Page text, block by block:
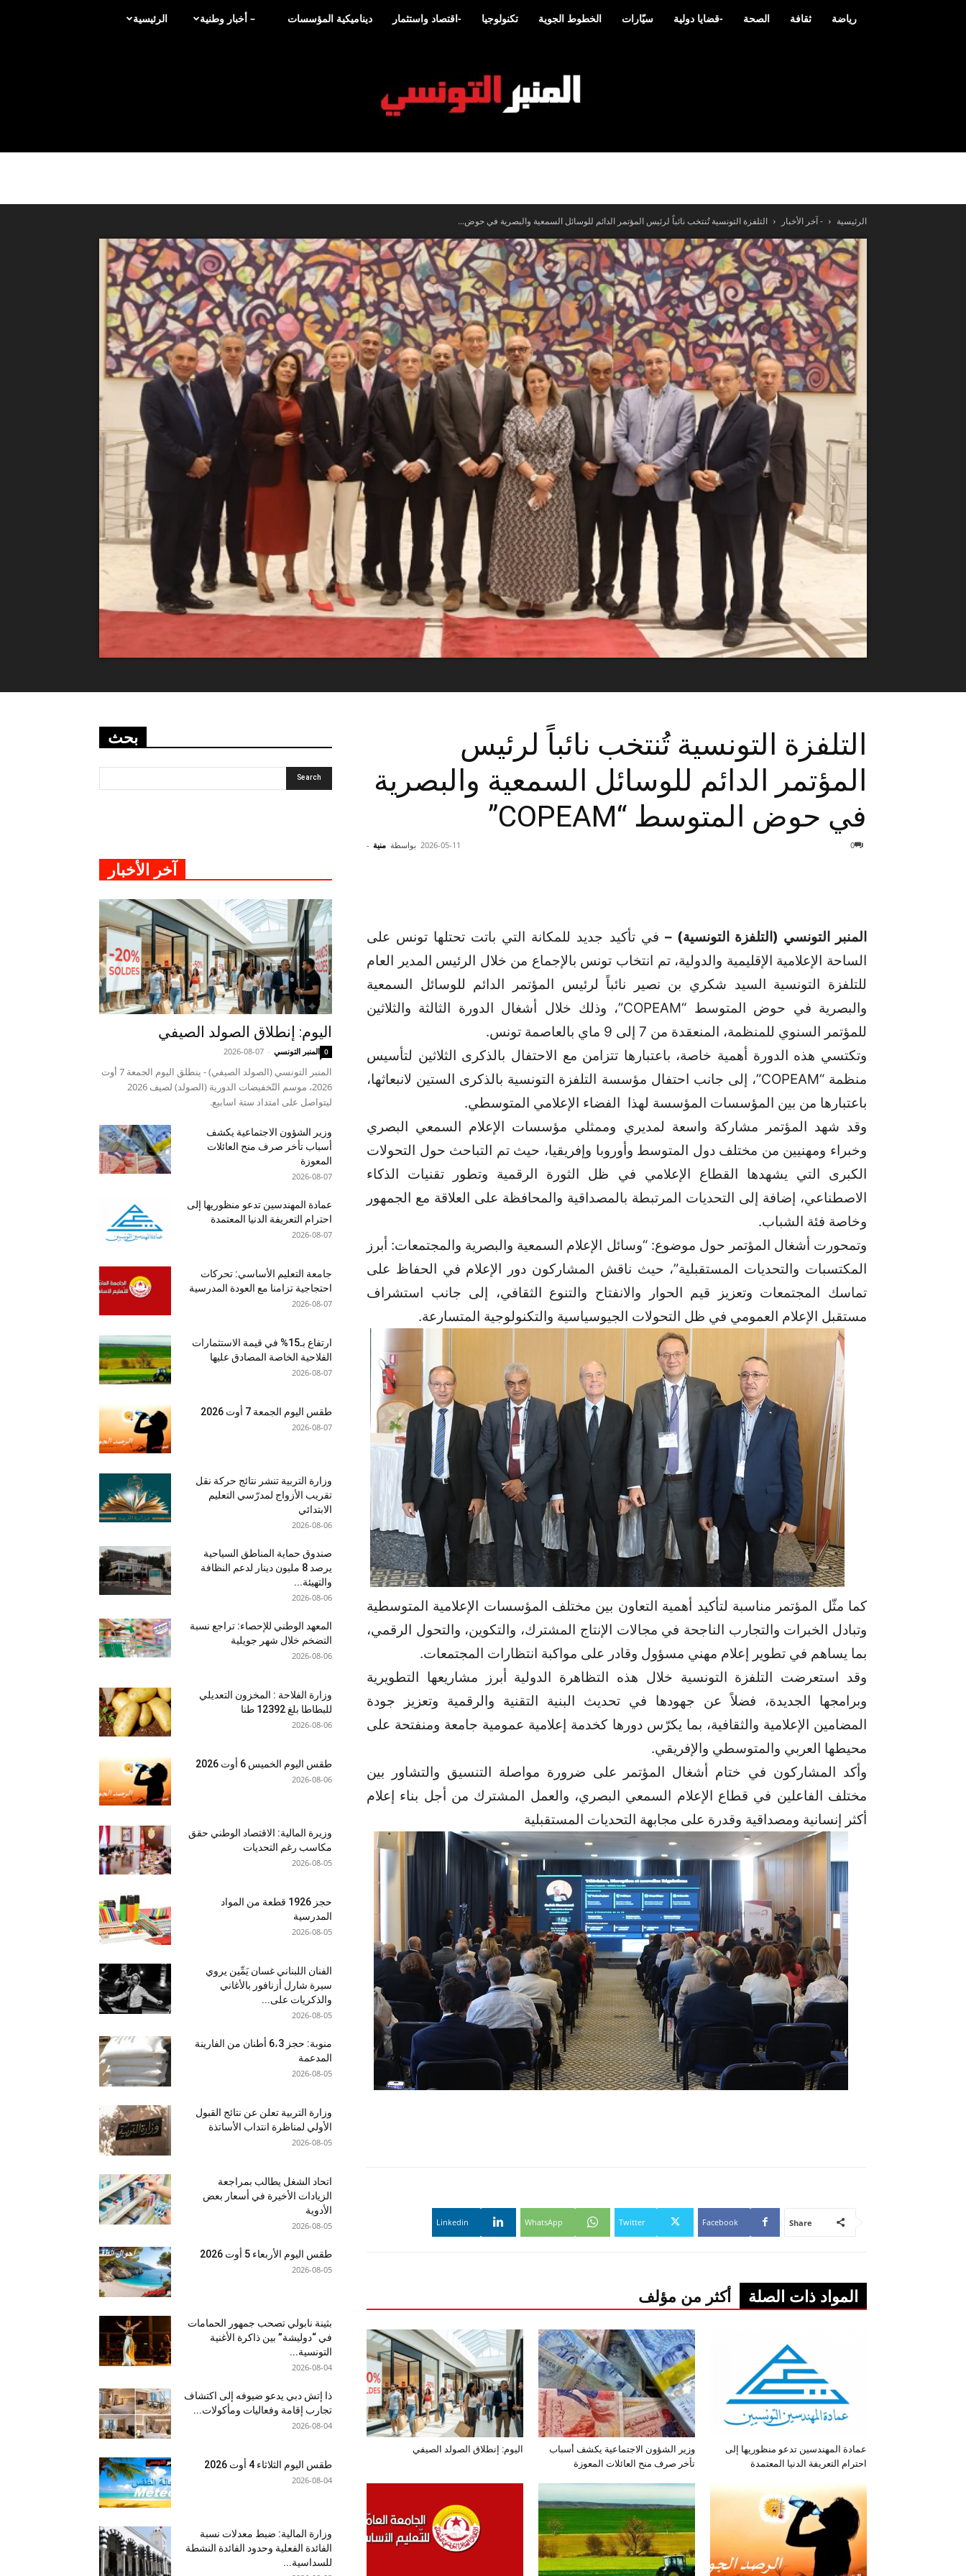
الرئيسية – أخبار وطنية ديناميكية المؤسسات -اقتصاد واستثمار تكنولوجيا الخطوط الجوية سيّارات -قضايا دولية الصحة ثقافة رياضة
التونسي
الرئيسية - آخر الأخبار التلفزة التونسية تُنتخب نائباً لرئيس المؤتمر الدائم للوسائل السمعية والبصرية في حوض...
التلفزة التونسية تُنتخب نائباً لرئيس
المؤتمر الدائم للوسائل السمعية والبصرية
في حوض المتوسط “COPEAM”
بواسطة منية - 2026-05-11 0
المنبر التونسي (التلفزة التونسية) – في تأكيد جديد للمكانة التي باتت تحتلها تونس على
الساحة الإعلامية الإقليمية والدولية، تم انتخاب تونس بالإجماع من خلال الرئيس المدير العام
للتلفزة التونسية السيد شكري بن نصير نائباً لرئيس المؤتمر الدائم للوسائل السمعية
والبصرية في حوض المتوسط “COPEAM”، وذلك خلال أشغال الدورة الثالثة والثلاثين
للمؤتمر السنوي للمنظمة، المنعقدة من 7 إلى 9 ماي بالعاصمة تونس.
وتكتسي هذه الدورة أهمية خاصة، باعتبارها تتزامن مع الاحتفال بالذكرى الثلاثين لتأسيس
منظمة “COPEAM”، إلى جانب احتفال مؤسسة التلفزة التونسية بالذكرى الستين لانبعاثها،
باعتبارها من بين المؤسسات المؤسسة لهذا الفضاء الإعلامي المتوسطي.
وقد شهد المؤتمر مشاركة واسعة لمديري وممثلي مؤسسات الإعلام السمعي البصري
وخبراء ومهنيين من مختلف دول المتوسط وأوروبا وإفريقيا، حيث تم التباحث حول التحولات
الكبرى التي يشهدها القطاع الإعلامي في ظل الثورة الرقمية وتطور تقنيات الذكاء
الاصطناعي، إضافة إلى التحديات المرتبطة بالمصداقية والمحافظة على العلاقة مع الجمهور
وخاصة فئة الشباب.
وتمحورت أشغال المؤتمر حول موضوع: “وسائل الإعلام السمعية والبصرية والمجتمعات: أبرز
المكتسبات والتحديات المستقبلية”، حيث ناقش المشاركون دور الإعلام في الحفاظ على
تماسك المجتمعات وتعزيز قيم الحوار والانفتاح والتنوع الثقافي، إلى جانب استشراف
مستقبل الإعلام العمومي في ظل التحولات الجيوسياسية والتكنولوجية المتسارعة.
كما مثّل المؤتمر مناسبة لتأكيد أهمية التعاون بين مختلف المؤسسات الإعلامية المتوسطية
وتبادل الخبرات والتجارب الناجحة في مجالات الإنتاج المشترك، والتكوين، والتحول الرقمي،
بما يساهم في تطوير إعلام مهني مسؤول وقادر على مواكبة انتظارات المجتمعات.
وقد استعرضت التلفزة التونسية خلال هذه التظاهرة الدولية أبرز مشاريعها التطويرية
وبرامجها الجديدة، فضلاً عن جهودها في تحديث البنية التقنية والرقمية وتعزيز جودة
المضامين الإعلامية والثقافية، بما يكرّس دورها كخدمة إعلامية عمومية جامعة ومنفتحة على
محيطها العربي والمتوسطي والإفريقي.
وأكد المشاركون في ختام أشغال المؤتمر على ضرورة مواصلة التنسيق والتشاور بين
مختلف الفاعلين في قطاع الإعلام السمعي البصري، والعمل المشترك من أجل بناء إعلام
أكثر إنسانية ومصداقية وقدرة على مجابهة التحديات المستقبلية
Share
Facebook
Twitter
WhatsApp
Linkedin
المواد ذات الصلة أكثر من مؤلف
اليوم: إنطلاق الصولد الصيفي
وزير الشؤون الاجتماعية يكشف أسباب
تأخر صرف منح العائلات المعوزة
عمادة المهندسين تدعو منظوريها إلى
احترام التعريفة الدنيا المعتمدة
بحث
آخر الأخبار
اليوم: إنطلاق الصولد الصيفي
المنبر التونسي -
2026-08-07 0
المنبر التونسي (الصولد الصيفي) - ينطلق اليوم الجمعة 7 أوت
2026، موسم التّخفيضات الدورية (الصولد) لصيف 2026
ليتواصل على امتداد ستة اسابيع.
وزير الشؤون الاجتماعية يكشف
أسباب تأخر صرف منح العائلات
المعوزة
2026-08-07
عمادة المهندسين تدعو منظوريها إلى
احترام التعريفة الدنيا المعتمدة
2026-08-07
جامعة التعليم الأساسي: تحركات
احتجاجية تزامنا مع العودة المدرسية
2026-08-07
ارتفاع بـ15% في قيمة الاستثمارات
الفلاحية الخاصة المصادق عليها
2026-08-07
طقس اليوم الجمعة 7 أوت 2026
2026-08-07
وزارة التربية تنشر نتائج حركة نقل
تقريب الأزواج لمدرّسي التعليم
الابتدائي
2026-08-06
صندوق حماية المناطق السياحية
يرصد 8 مليون دينار لدعم النظافة
والتهيئة...
2026-08-06
المعهد الوطني للإحصاء: تراجع نسبة
التضخم خلال شهر جويلية
2026-08-06
وزارة الفلاحة : المخزون التعديلي
للبطاطا بلغ 12392 طنا
2026-08-06
طقس اليوم الخميس 6 أوت 2026
2026-08-06
وزيرة المالية: الاقتصاد الوطني حقق
مكاسب رغم التحديات
2026-08-05
حجز 1926 قطعة من المواد
المدرسية
2026-08-05
الفنان اللبناني غسان يَمِّين يروي
سيرة شارل أزنافور بالأغاني
والذكريات على...
2026-08-05
منوبة: حجز 6،3 أطنان من الفارينة
المدعمة
2026-08-05
وزارة التربية تعلن عن نتائج القبول
الأولي لمناظرة انتداب الأساتذة
2026-08-05
اتحاد الشغل يطالب بمراجعة
الزيادات الأخيرة في أسعار بعض
الأدوية
2026-08-05
طقس اليوم الأربعاء 5 أوت 2026
2026-08-05
بثينة نابولي تصحب جمهور الحمامات
في “دوليشة” بين ذاكرة الأغنية
التونسية...
2026-08-04
ذا إتش دبي يدعو ضيوفه إلى اكتشاف
تجارب إقامة وفعاليات ومأكولات...
2026-08-04
طقس اليوم الثلاثاء 4 أوت 2026
2026-08-04
وزارة المالية: ضبط معدلات نسبة
الفائدة الفعلية وحدود الفائدة النشطة
للسداسية...